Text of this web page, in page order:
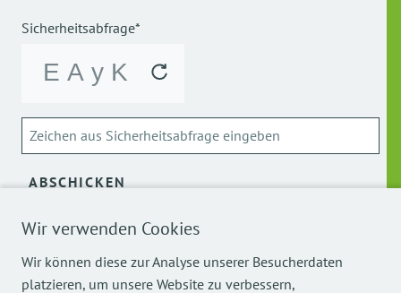
Wir verwenden Cookies
Wir können diese zur Analyse unserer Besucherdaten
platzieren, um unsere Website zu verbessern,
Sicherheitsabfrage*
ABSCHICKEN
Über die Verarbeitung meiner personenbezogenen Daten